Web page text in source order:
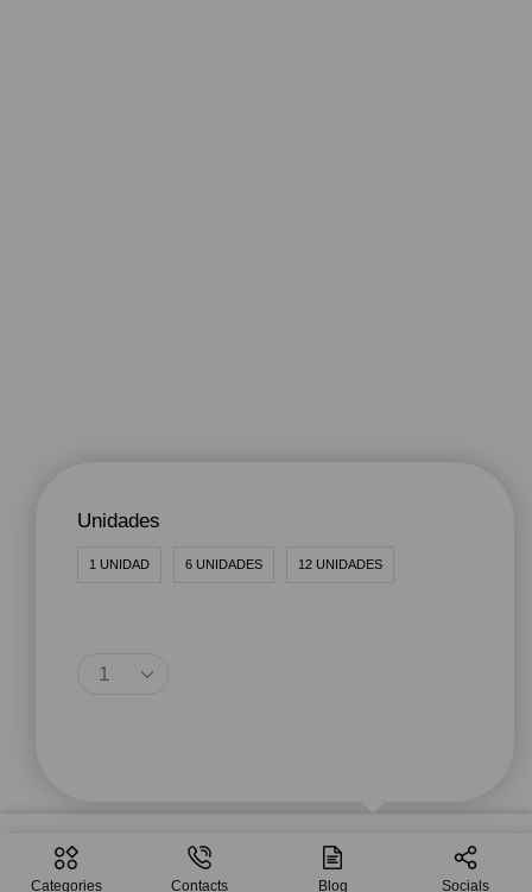
$5.99
Unidades
1 UNIDAD 6 UNIDADES 12 UNIDADES
Seleccionar
Opciones
Categories Contacts Blog Socials